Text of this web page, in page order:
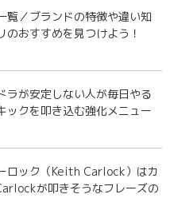
覧／ブランドの特徴や違い知
のおすすめを見つけよう！
ラが安定しない人が毎日やる
ックを叩き込む強化メニュー
ロック（Keith Carlock）はカ
が叩きそうなフレーズの